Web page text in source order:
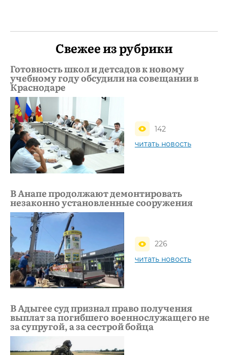
Свежее из рубрики
Готовность школ и детсадов к новому
учебному году обсудили на совещании в
Краснодаре
142
читать новость
В Анапе продолжают демонтировать
незаконно установленные сооружения
226
читать новость
В Адыгее суд признал право получения
выплат за погибшего военнослужащего не
за супругой, а за сестрой бойца